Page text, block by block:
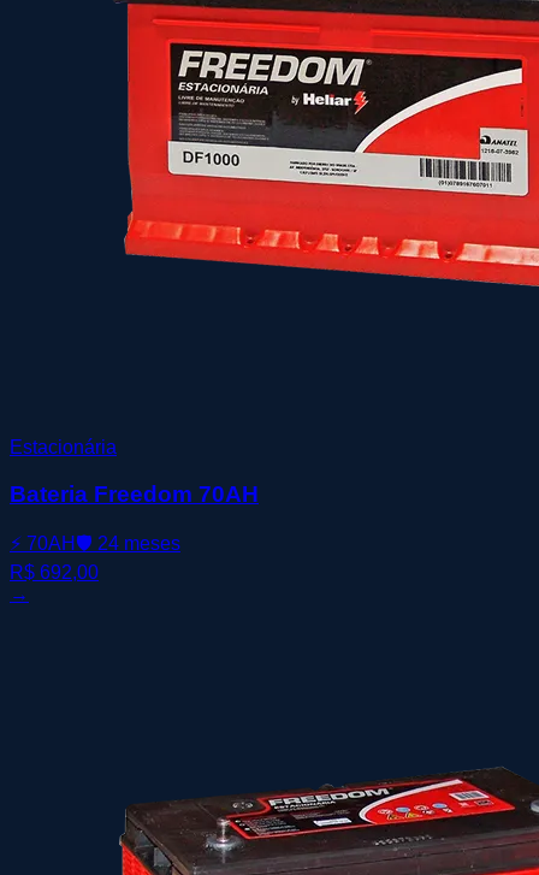
Estacionária
Bateria Freedom 70AH
⚡ 70AH 🛡️ 24 meses
R$ 692,00
→